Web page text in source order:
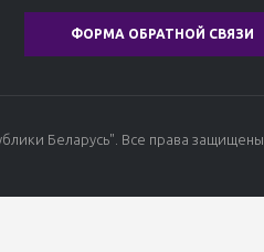
ФОРМА ОБРАТНОЙ СВЯЗИ
Беларусь". Все права защищены.